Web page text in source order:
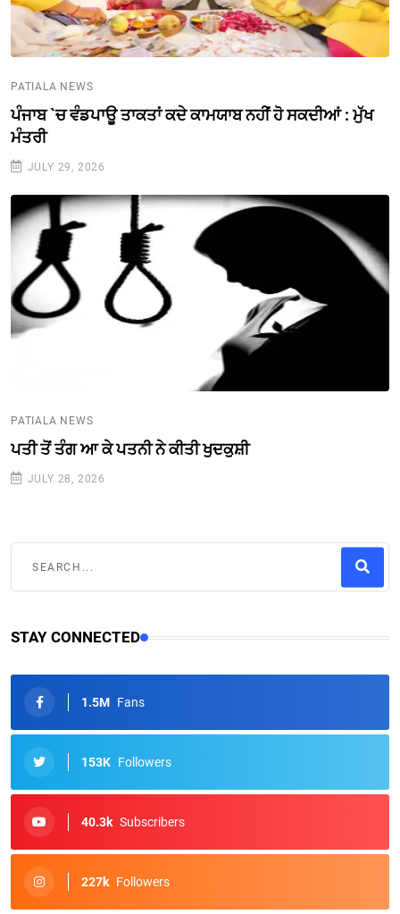
PATIALA NEWS
ਪੰਜਾਬ `ਚ ਵੰਡਪਾਊ ਤਾਕਤਾਂ ਕਦੇ ਕਾਮਯਾਬ ਨਹੀਂ ਹੋ ਸਕਦੀਆਂ : ਮੁੱਖ
ਮੰਤਰੀ
JULY 29, 2026
PATIALA NEWS
ਪਤੀ ਤੋਂ ਤੰਗ ਆ ਕੇ ਪਤਨੀ ਨੇ ਕੀਤੀ ਖੁਦਕੁਸ਼ੀ
JULY 28, 2026
STAY CONNECTED
1.5M Fans
153K Followers
40.3k Subscribers
227k Followers